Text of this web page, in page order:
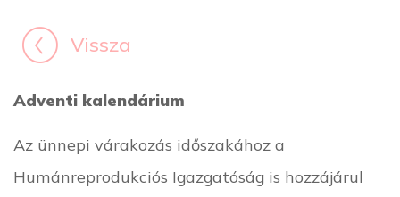
Vissza
Adventi kalendárium
Az ünnepi várakozás időszakához a
Humánreprodukciós Igazgatóság is hozzájárul